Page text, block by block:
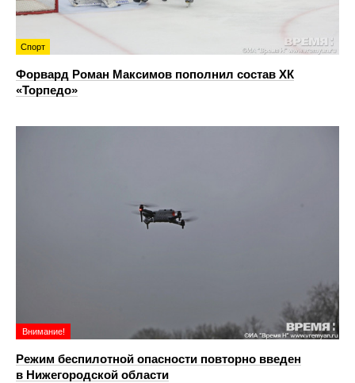
Спорт
Форвард Роман Максимов пополнил состав ХК
«Торпедо»
Внимание!
Режим беспилотной опасности повторно введен
в Нижегородской области